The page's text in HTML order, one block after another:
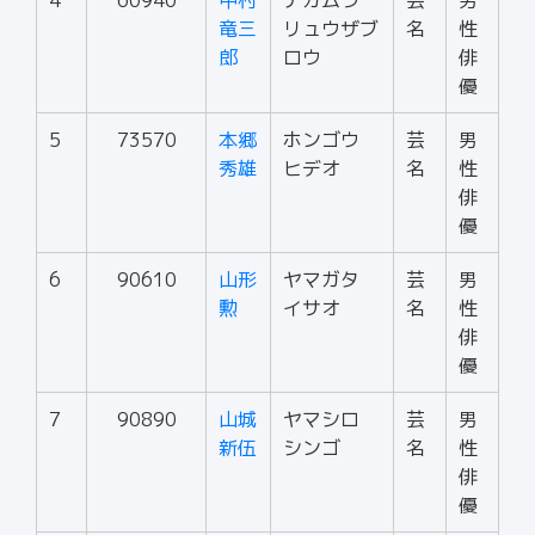
竜三
郎
リュウザブ
ロウ
名
性
俳
優
5 73570
本郷
秀雄
ホンゴウ
ヒデオ
芸
名
男
性
俳
優
6 90610
山形
勲
ヤマガタ
イサオ
芸
名
男
性
俳
優
7 90890
山城
新伍
ヤマシロ
シンゴ
芸
名
男
性
俳
優